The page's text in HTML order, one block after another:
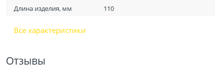
Длина изделия, мм 110
Все характеристики
Отзывы